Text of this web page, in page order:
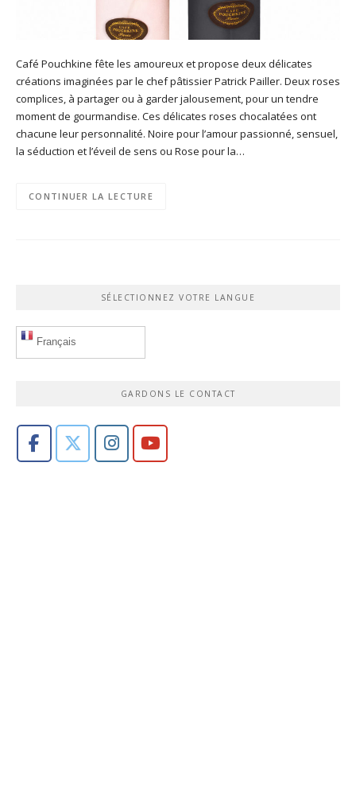
Café Pouchkine fête les amoureux et propose deux délicates
créations imaginées par le chef pâtissier Patrick Pailler. Deux roses
complices, à partager ou à garder jalousement, pour un tendre
moment de gourmandise. Ces délicates roses chocalatées ont
chacune leur personnalité. Noire pour l’amour passionné, sensuel,
la séduction et l’éveil de sens ou Rose pour la…
CONTINUER LA LECTURE
SÉLECTIONNEZ VOTRE LANGUE
Français
GARDONS LE CONTACT